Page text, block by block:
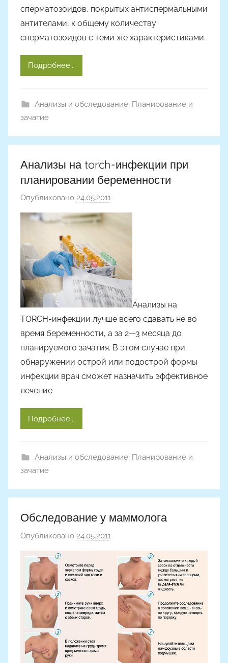
сперматозоидов, покрытых антиспермальными
антителами, к общему количеству
сперматозоидов с теми же характеристиками.
Подробнее...
Анализы и обследование, Планирование и
зачатие
Анализы на torch-инфекции при
планировании беременности
Опубликовано 24.05.2011
в
о
м
Анализы на
TORCH-инфекции лучше всего сдавать не во
время беременности, а за 2—3 месяца до
планируемого зачатия. В этом случае при
обнаружении острой или подострой формы
инфекции врач сможет назначить эффективное
лечение
Подробнее...
Анализы и обследование, Планирование и
зачатие
Обследование у маммолога
Опубликовано 24.05.2011
в